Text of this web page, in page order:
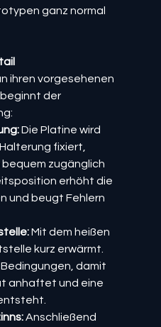
ganz normal
ihren vorgesehenen
der
Die Platine wird
fixiert,
zugänglich
erhöht die
und beugt Fehlern
Mit dem heißen
kurz erwärmt.
damit
anhaftet und eine
Anschließend